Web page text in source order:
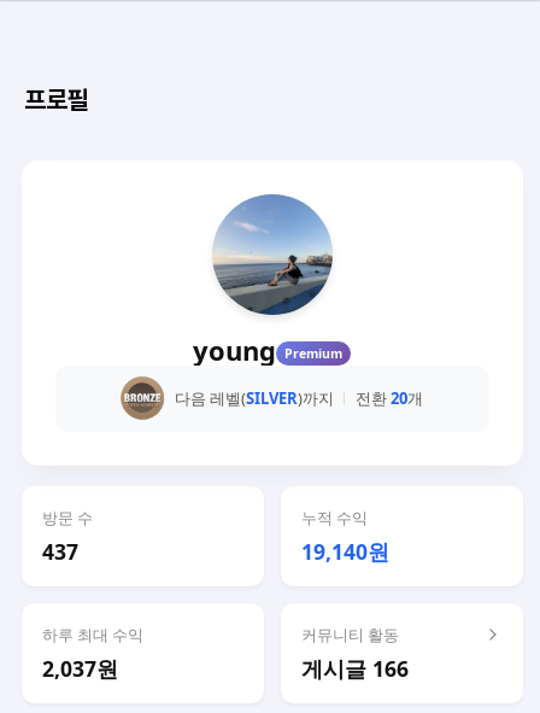
프로필
young Premium
다음 레벨(SILVER)까지 전환20개
방문 수
437
누적 수익
19,140원
하루 최대 수익
2,037원
커뮤니티 활동
게시글 166